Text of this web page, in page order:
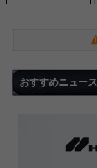
おすすめニュース